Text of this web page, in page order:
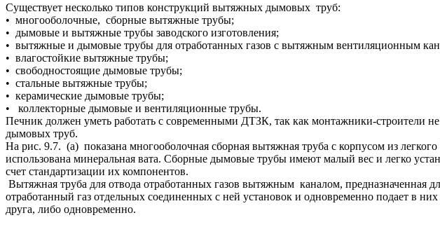
Существует несколько типов конструкций вытяжных дымовых труб:
• многооболочные, сборные вытяжные трубы;
• дымовые и вытяжные трубы заводского изготовления;
• вытяжные и дымовые трубы для отработанных газов с вытяжным вентиляционным
• влагостойкие вытяжные трубы;
• свободностоящие дымовые трубы;
• стальные вытяжные трубы;
• керамические дымовые трубы;
• коллекторные дымовые и вентиляционные трубы.
Печник должен уметь работать с современными ДТЗК, так как монтажники-строители
дымовых труб.
На рис. 9.7. (а) показана многооболочная сборная вытяжная труба с корпусом из
использована минеральная вата. Сборные дымовые трубы имеют малый вес и легко
счет стандартизации их компонентов.
Вытяжная труба для отвода отработанных газов вытяжным каналом, предназначенная
отработанный газ отдельных соединенных с ней установок и одновременно подает в
друга, либо одновременно.